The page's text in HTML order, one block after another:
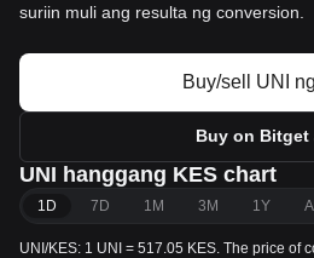
suriin muli ang resulta ng conversion.
Buy/sell UNI
Buy on Bitget
UNI hanggang KES chart
1D 7D 1M 3M 1Y All
UNI/KES: 1 UNI = 517.05 KES. The price of